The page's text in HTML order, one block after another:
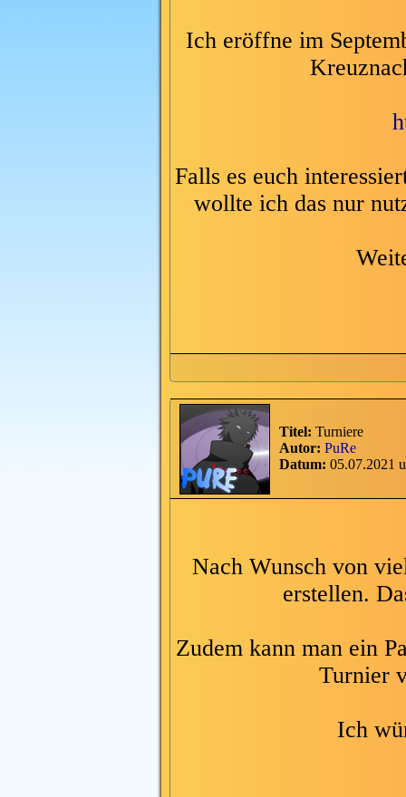
Ich eröffne im
Falls es euch
wollte ich das nur
Titel: Turniere
Autor: PuRe
Datum: 05.07.2021
Nach Wunsch von
erstellen.
Zudem kann man ein
Turnier
Ich